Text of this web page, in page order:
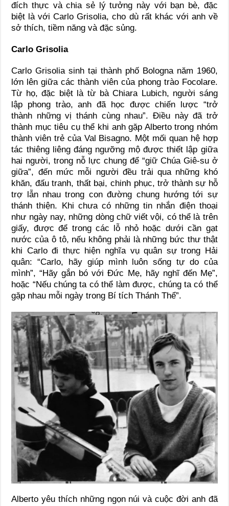
đích thực và chia sẻ lý tưởng này với bạn bè, đặc
biệt là với Carlo Grisolia, cho dù rất khác với anh về
sở thích, tiềm năng và đặc sủng.
Carlo Grisolia
Carlo Grisolia sinh tại thành phố Bologna năm 1960,
lớn lên giữa các thành viên của phong trào Focolare.
Từ họ, đặc biệt là từ bà Chiara Lubich, người sáng
lập phong trào, anh đã học được chiến lược “trở
thành những vị thánh cùng nhau”. Điều này đã trở
thành mục tiêu cụ thể khi anh gặp Alberto trong nhóm
thành viên trẻ của Val Bisagno. Một mối quan hệ hợp
tác thiêng liêng đáng ngưỡng mộ được thiết lập giữa
hai người, trong nỗ lực chung để “giữ Chúa Giê-su ở
giữa”, đến mức mỗi người đều trải qua những khó
khăn, đấu tranh, thất bại, chinh phục, trở thành sự hỗ
trợ lẫn nhau trong con đường chung hướng tới sự
thánh thiện. Khi chưa có những tin nhắn điện thoại
như ngày nay, những dòng chữ viết vội, có thể là trên
giấy, được để trong các lỗ nhỏ hoặc dưới cần gạt
nước của ô tô, nếu không phải là những bức thư thật
khi Carlo đi thực hiện nghĩa vụ quân sự trong Hải
quân: “Carlo, hãy giúp mình luôn sống tự do của
mình”, “Hãy gắn bó với Đức Mẹ, hãy nghĩ đến Mẹ”,
hoặc “Nếu chúng ta có thể làm được, chúng ta có thể
gặp nhau mỗi ngày trong Bí tích Thánh Thể”.
Alberto yêu thích những ngọn núi và cuộc đời anh đã